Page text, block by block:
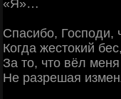
«Я»…
Спасибо, Господи,
Когда жестокий
За то, что вёл
Не разрешая